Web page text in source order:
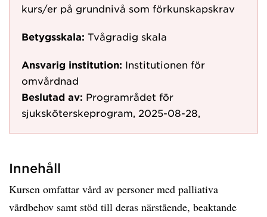
kurs/er på grundnivå som förkunskapskrav
Betygsskala: Tvågradig skala
Ansvarig institution: Institutionen för
omvårdnad
Beslutad av: Programrådet för
sjuksköterskeprogram, 2025-08-28,
Innehåll
Kursen omfattar vård av personer med palliativa
vårdbehov samt stöd till deras närstående, beaktande